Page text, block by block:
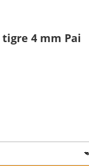
4 mm Pai